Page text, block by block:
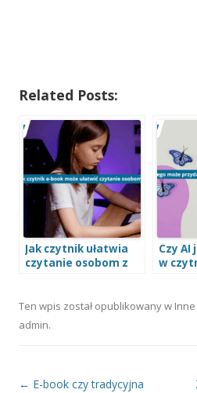
Related Posts:
Jak czytnik ułatwia
czytanie osobom z
Czy
w
Ten wpis został opublikowany w Inne
admin.
Nawigacja wpisu
← E-book czy tradycyjna